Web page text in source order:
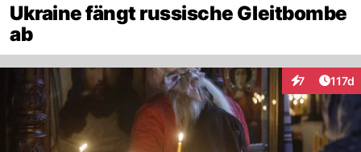
Ukraine fängt russische Gleitbombe
ab
7
Interaktionen
117d